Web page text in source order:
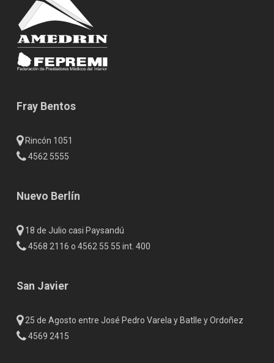
Fray Bentos
Rincón 1051
4562 5555
Nuevo Berlín
18 de Julio casi Paysandú
4568 2116 o 4562 55 55 int. 400
San Javier
25 de Agosto entre José Pedro Varela y Batlle y Ordoñez
4569 2415